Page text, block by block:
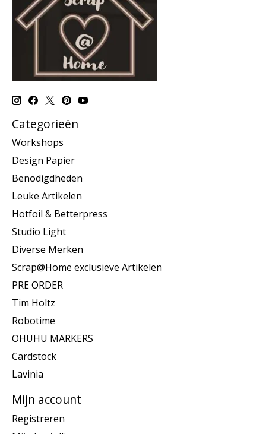
Categorieën
Workshops
Design Papier
Benodigdheden
Leuke Artikelen
Hotfoil & Betterpress
Studio Light
Diverse Merken
Scrap@Home exclusieve Artikelen
PRE ORDER
Tim Holtz
Robotime
OHUHU MARKERS
Cardstock
Lavinia
Mijn account
Registreren